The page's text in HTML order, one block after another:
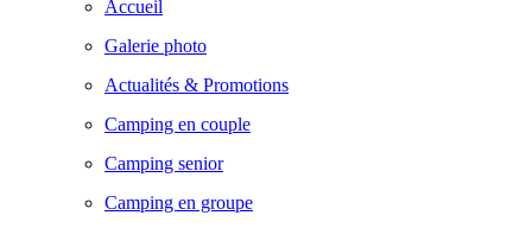
Accueil
Galerie photo
Actualités & Promotions
Camping en couple
Camping senior
Camping en groupe